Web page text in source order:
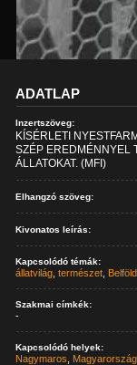
ADATLAP
Inzertszöveg:
KÍSÉRLETI
SZÉP EREDMÉNNYEL
ÁLLATOKAT. (MFI)
Elhangzó szöveg:
Kivonatos leírás:
Kapcsolódó témák:
állatvilág ,természet Belföld
Szakmai címkék:
-
Kapcsolódó helyek:
Nagymaros Magyarország